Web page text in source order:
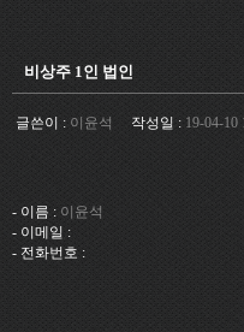
비상주 1인 법인
글쓴이 : 이윤석 작성일 : 19-04-10
- 이름 : 이윤석
- 이메일 :
- 전화번호 :